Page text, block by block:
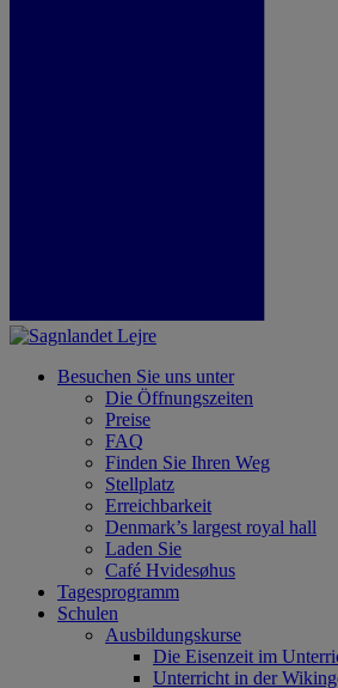
Besuchen Sie uns unter
Die Öffnungszeiten
Preise
FAQ
Finden Sie Ihren Weg
Stellplatz
Erreichbarkeit
Denmark’s largest royal hall
Laden Sie
Café Hvidesøhus
Tagesprogramm
Schulen
Ausbildungskurse
Die Eisenzeit im
Unterricht in der